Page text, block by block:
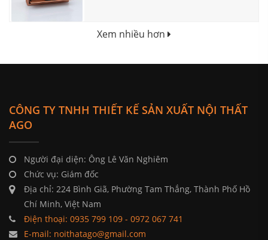
Xem nhiều hơn
CÔNG TY TNHH THIẾT KẾ SẢN XUẤT NỘI THẤT
AGO
Người đại diện: Ông Lê Văn Nghiêm
Chức vụ: Giám đốc
Địa chỉ: 224 Bình Giã, Phường Tam Thắng, Thành Phố Hồ
Chí Minh, Việt Nam
Điện thoại: 0935 799 109 - 0972 067 741
E-mail: noithatago@gmail.com